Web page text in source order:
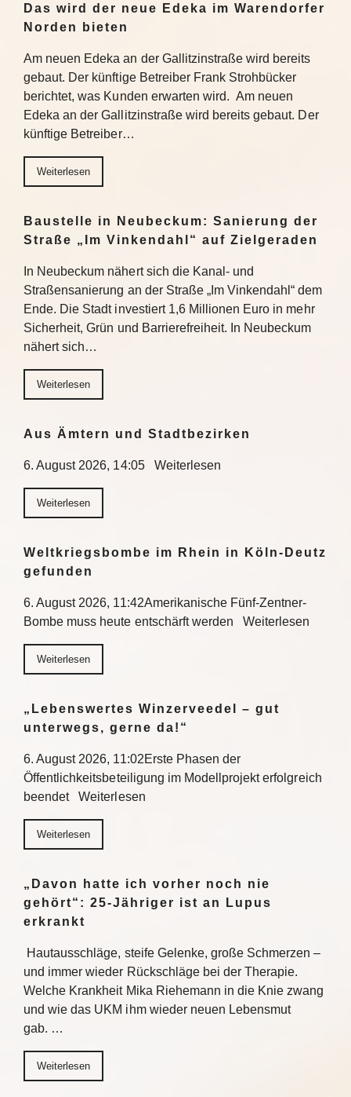
Das wird der neue Edeka im Warendorfer
Norden bieten
Am neuen Edeka an der Gallitzinstraße wird bereits
gebaut. Der künftige Betreiber Frank Strohbücker
berichtet, was Kunden erwarten wird. Am neuen
Edeka an der Gallitzinstraße wird bereits gebaut. Der
künftige Betreiber…
Weiterlesen
Baustelle in Neubeckum: Sanierung der
Straße „Im Vinkendahl“ auf Zielgeraden
In Neubeckum nähert sich die Kanal- und
Straßensanierung an der Straße „Im Vinkendahl“ dem
Ende. Die Stadt investiert 1,6 Millionen Euro in mehr
Sicherheit, Grün und Barrierefreiheit. In Neubeckum
nähert sich…
Weiterlesen
Aus Ämtern und Stadtbezirken
6. August 2026, 14:05 Weiterlesen
Weiterlesen
Weltkriegsbombe im Rhein in Köln-Deutz
gefunden
6. August 2026, 11:42Amerikanische Fünf-Zentner-
Bombe muss heute entschärft werden Weiterlesen
Weiterlesen
„Lebenswertes Winzerveedel – gut
unterwegs, gerne da!“
6. August 2026, 11:02Erste Phasen der
Öffentlichkeitsbeteiligung im Modellprojekt erfolgreich
beendet Weiterlesen
Weiterlesen
„Davon hatte ich vorher noch nie
gehört“: 25-Jähriger ist an Lupus
erkrankt
Hautausschläge, steife Gelenke, große Schmerzen –
und immer wieder Rückschläge bei der Therapie.
Welche Krankheit Mika Riehemann in die Knie zwang
und wie das UKM ihm wieder neuen Lebensmut
gab. …
Weiterlesen